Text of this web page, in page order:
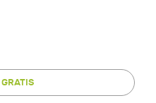
GRATIS